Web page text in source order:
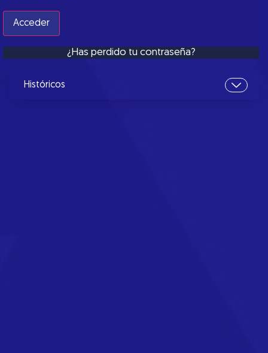
¿Has perdido tu contraseña?
Históricos